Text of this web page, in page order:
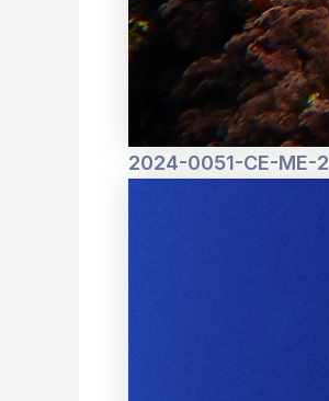
2024-0051-CE-ME-2